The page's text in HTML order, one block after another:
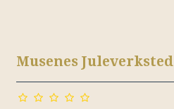
Musenes Juleverksted